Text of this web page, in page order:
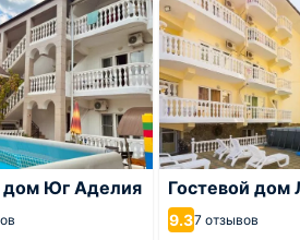
дом Юг Аделия Гостевой дом
9.37 отзывов